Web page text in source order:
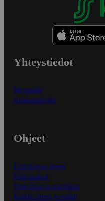
Yhteystiedot
Myymälät
Asiakaspalvelu
Ohjeet
Ensitilaajan ohjeet
Näin maksat
Näin tilaat ja muokkaat
Kaikki ohjeet ja vinkit